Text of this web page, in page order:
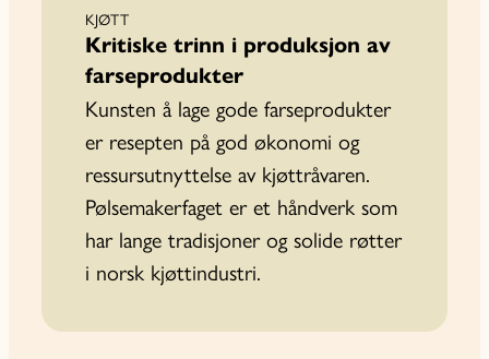
KJØTT
Kritiske trinn i produksjon av
farseprodukter
Kunsten å lage gode farseprodukter
er resepten på god økonomi og
ressursutnyttelse av kjøttråvaren.
Pølsemakerfaget er et håndverk som
har lange tradisjoner og solide røtter
i norsk kjøttindustri.